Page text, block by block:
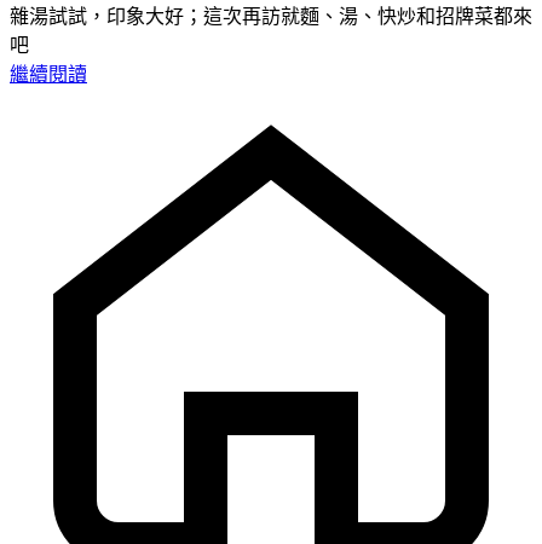
雜湯試試，印象大好；這次再訪就麵、湯、快炒和招牌菜都來
吧
繼續閱讀